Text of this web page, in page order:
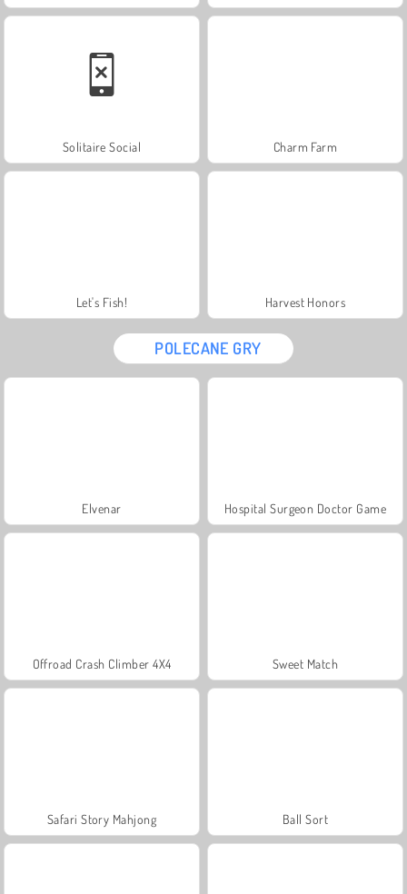
Solitaire Social Charm Farm
Let's Fish! Harvest Honors
POLECANE GRY
Elvenar Hospital Surgeon Doctor Game
Offroad Crash Climber 4X4 Sweet Match
Safari Story Mahjong Ball Sort